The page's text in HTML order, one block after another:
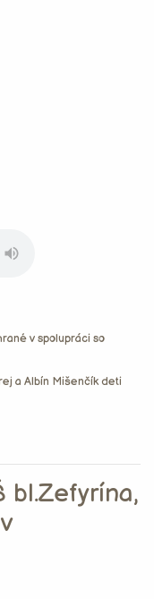
v spolupráci so
a Albín Mišenčík deti
bl.Zefyrína,